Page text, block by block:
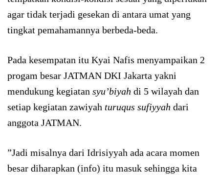
agar tidak terjadi gesekan di antara umat yang
tingkat pemahamannya berbeda-beda.
Pada kesempatan itu Kyai Nafis menyampaikan 2
progam besar JATMAN DKI Jakarta yakni
mendukung kegiatan syu’biyah di 5 wilayah dan
setiap kegiatan zawiyah turuqus sufiyyah dari
anggota JATMAN.
”Jadi misalnya dari Idrisiyyah ada acara momen
besar diharapkan (info) itu masuk sehingga kita